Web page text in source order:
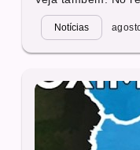
Notícias